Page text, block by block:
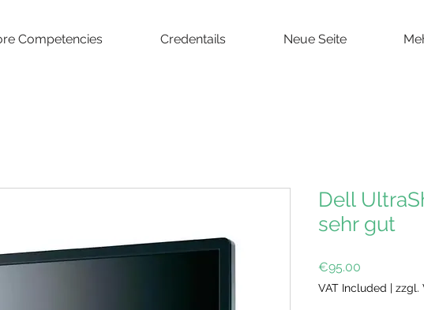
Competencies Credentails Neue Seite
Dell
sehr gut
€95.00
VAT Included | zzgl.